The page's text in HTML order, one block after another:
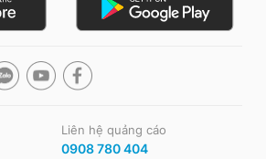
Liên hệ quảng cáo
0908 780 404